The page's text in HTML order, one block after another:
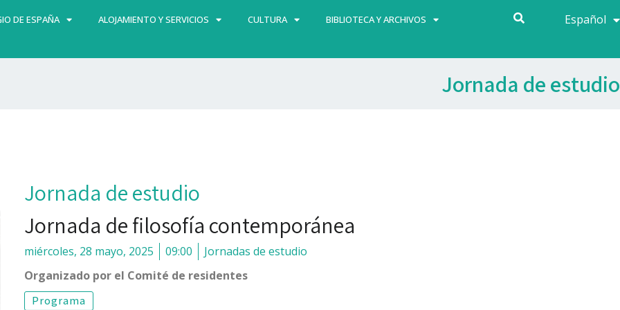
DE ESPAÑA ALOJAMIENTO Y SERVICIOS CULTURA BIBLIOTECA Y ARCHIVOS Español
Français
Jornada de estudio
Jornada de estudio
Jornada de filosofía contemporánea
miércoles, 28 mayo, 2025 09:00
Jornadas de estudio
Organizado por el Comité de residentes
Programa